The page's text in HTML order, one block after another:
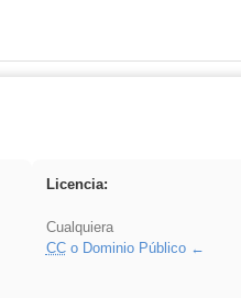
Licencia:
Cualquiera
CCo Dominio Público